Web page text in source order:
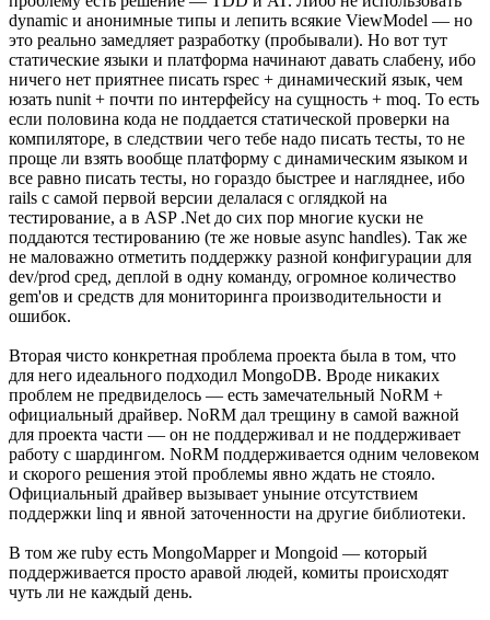
dynamic и анонимные типы и лепить всякие ViewModel — но
это реально замедляет разработку (пробывали). Но вот тут
статические языки и платформа начинают давать слабену, ибо
ничего нет приятнее писать rspec + динамический язык, чем
юзать nunit + почти по интерфейсу на сущность + moq. То есть
если половина кода не поддается статической проверки на
компиляторе, в следствии чего тебе надо писать тесты, то не
проще ли взять вообще платформу с динамическим языком и
все равно писать тесты, но гораздо быстрее и нагляднее, ибо
rails с самой первой версии делалася с оглядкой на
тестирование, а в ASP .Net до сих пор многие куски не
поддаются тестированию (те же новые async handles). Так же
не маловажно отметить поддержку разной конфигурации для
dev/prod сред, деплой в одну команду, огромное количество
gem'ов и средств для мониторинга производительности и
ошибок.
Вторая чисто конкретная проблема проекта была в том, что
для него идеального подходил MongoDB. Вроде никаких
проблем не предвиделось — есть замечательный NoRM +
официальный драйвер. NoRM дал трещину в самой важной
для проекта части — он не поддерживал и не поддерживает
работу с шардингом. NoRM поддерживается одним человеком
и скорого решения этой проблемы явно ждать не стояло.
Официальный драйвер вызывает уныние отсутствием
поддержки linq и явной заточенности на другие библиотеки.
В том же ruby есть MongoMapper и Mongoid — который
поддерживается просто аравой людей, комиты происходят
чуть ли не каждый день.